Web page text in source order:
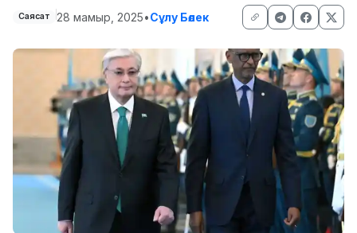
Саясат 28 мамыр, 2025•Сұлу Бөлек